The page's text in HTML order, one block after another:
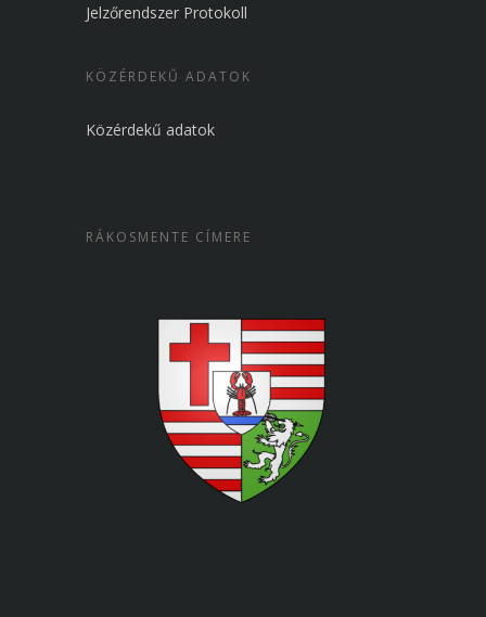
Jelzőrendszer Protokoll
KÖZÉRDEKŰ ADATOK
Közérdekű adatok
RÁKOSMENTE CÍMERE